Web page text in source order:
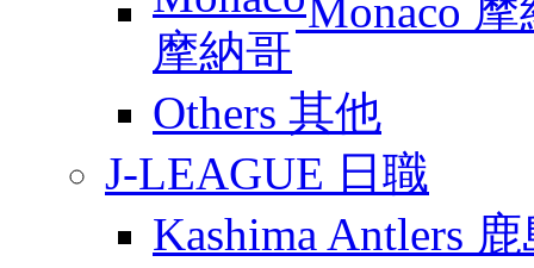
Monaco 摩
Others 其他
J-LEAGUE 日職
Kashima Antlers